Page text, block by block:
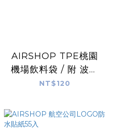
AIRSHOP TPE桃園
機場飲料袋 / 附 波音
787 銀翼胸針
NT$120